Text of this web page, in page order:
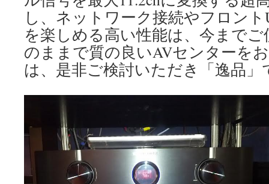
し、ネットワーク接続やフロン
を楽しめる高い性能は、今まで
のままで質の良いAVセンターを
は、是非ご検討いただき「逸品」